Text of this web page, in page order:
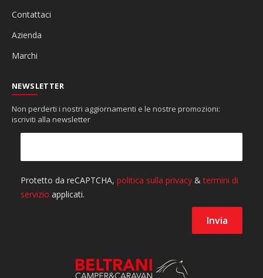
Contattaci
Azienda
Marchi
NEWSLETTER
Non perderti i nostri aggiornamenti e le nostre promozioni:
iscriviti alla newsletter